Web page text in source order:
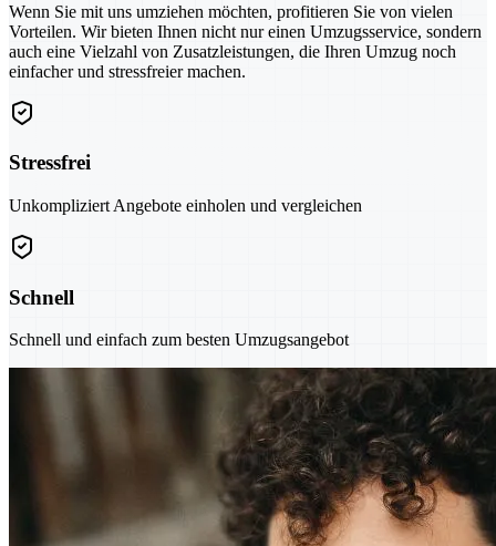
Wenn Sie mit uns umziehen möchten, profitieren Sie von vielen
Vorteilen. Wir bieten Ihnen nicht nur einen Umzugsservice, sondern
auch eine Vielzahl von Zusatzleistungen, die Ihren Umzug noch
einfacher und stressfreier machen.
Stressfrei
Unkompliziert Angebote einholen und vergleichen
Schnell
Schnell und einfach zum besten Umzugsangebot